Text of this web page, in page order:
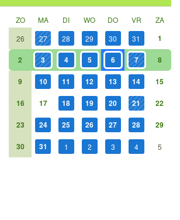
ZO MA DI WO DO VR
ZA
26
27 28 29 30 31 1
2 3 4 5 6 7 8
9 10 11 12 13 14 15
16 17 18 19 20 21 22
23 24 25 26 27 28 29
30 31 1 2 3 4 5